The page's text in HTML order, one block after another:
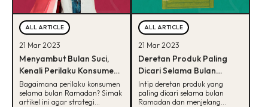
ALL ARTICLE
21 Mar 2023
Menyambut Bulan Suci,
Kenali Perilaku Konsumen
Saat Ramadan
Bagaimana perilaku konsumen
selama bulan Ramadan? Simak
artikel ini agar strategi
ALL ARTICLE
21 Mar 2023
Deretan Produk Paling
Dicari Selama Bulan
Ramadan, Bisa Tebak?
Intip deretan produk yang
paling dicari selama bulan
Ramadan dan menjelang